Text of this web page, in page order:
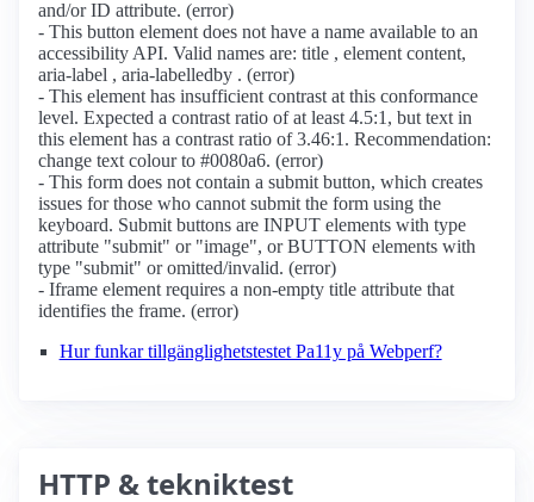
and/or ID attribute. (error)
- This button element does not have a name available to an
accessibility API. Valid names are: title , element content,
aria-label , aria-labelledby . (error)
- This element has insufficient contrast at this conformance
level. Expected a contrast ratio of at least 4.5:1, but text in
this element has a contrast ratio of 3.46:1. Recommendation:
change text colour to #0080a6. (error)
- This form does not contain a submit button, which creates
issues for those who cannot submit the form using the
keyboard. Submit buttons are INPUT elements with type
attribute "submit" or "image", or BUTTON elements with
type "submit" or omitted/invalid. (error)
- Iframe element requires a non-empty title attribute that
identifies the frame. (error)
Hur funkar tillgänglighetstestet Pa11y på Webperf?
HTTP & tekniktest